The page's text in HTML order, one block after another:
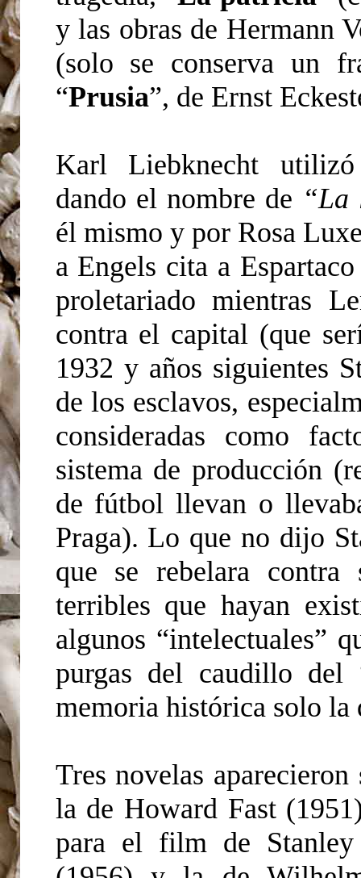
y las obras de Hermann
(solo se conserva un
“Prusia”, de Ernst
Karl Liebknecht
dando el nombre de “La
él mismo y por Rosa
a Engels cita a
proletariado mientras
contra el capital (que
1932 y años siguientes
de los esclavos,
consideradas como
sistema de producción
de fútbol llevan o
Praga). Lo que no dijo
que se rebelara
terribles que hayan
algunos “intelectuales”
purgas del caudillo del
memoria histórica solo la
Tres novelas
la de Howard Fast
para el film de